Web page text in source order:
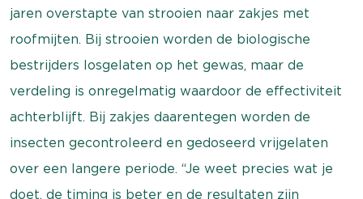
jaren overstapte van strooien naar zakjes met
roofmijten. Bij strooien worden de biologische
bestrijders losgelaten op het gewas, maar de
verdeling is onregelmatig waardoor de effectiviteit
achterblijft. Bij zakjes daarentegen worden de
insecten gecontroleerd en gedoseerd vrijgelaten
over een langere periode. “Je weet precies wat je
doet, de timing is beter en de resultaten zijn